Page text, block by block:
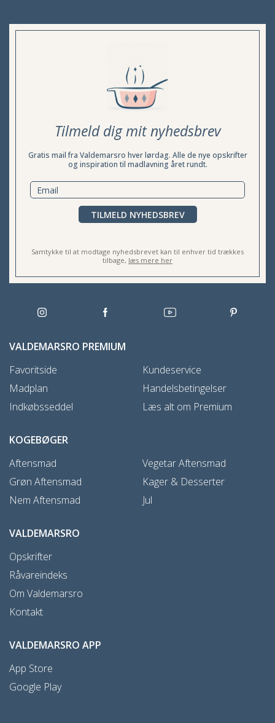
Tilmeld dig mit nyhedsbrev
Gratis mail fra Valdemarsro hver lørdag. Alle de nye opskrifter
og inspiration til madlavning året rundt.
TILMELD NYHEDSBREV
Samtykke til at modtage nyhedsbrevet kan til enhver tid trækkes
tilbage, læs mere her
VALDEMARSRO PREMIUM
Favoritside
Madplan
Indkøbsseddel
Kundeservice
Handelsbetingelser
Læs alt om Premium
KOGEBØGER
Aftensmad
Grøn Aftensmad
Nem Aftensmad
Vegetar Aftensmad
Kager & Desserter
Jul
VALDEMARSRO
Opskrifter
Råvareindeks
Om Valdemarsro
Kontakt
VALDEMARSRO APP
App Store
Google Play